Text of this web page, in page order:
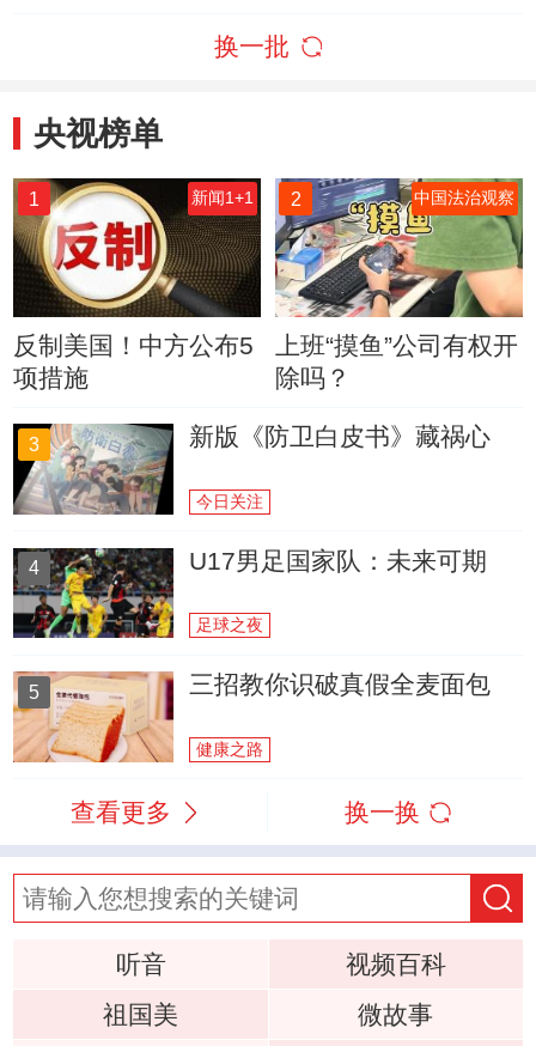
换一批
央视榜单
1 新闻1+1
反制美国！中方公布5
项措施
2 中国法治观察
上班“摸鱼”公司有权开
除吗？
3 新版《防卫白皮书》藏祸心
今日关注
4 U17男足国家队：未来可期
足球之夜
5 三招教你识破真假全麦面包
健康之路
查看更多 换一换
听音
视频百科
祖国美
微故事